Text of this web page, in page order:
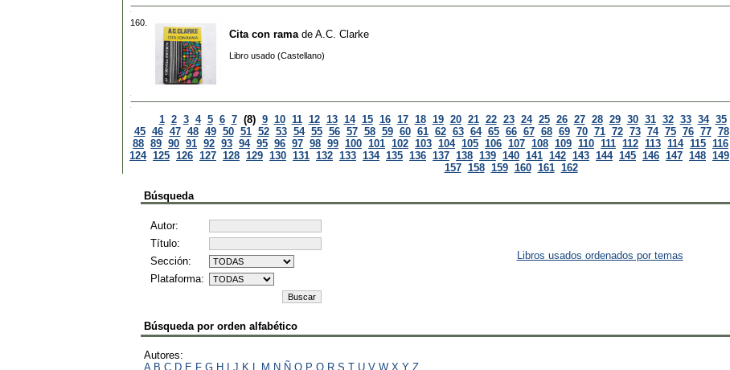
160.
Cita con rama de A.C. Clarke
Libro usado (Castellano)
1 2 3 4 5 6 7 (8) 9 10 11 12 13 14 15 16 17 18 19 20 21 22 23 24 25 26 27 28 29 30 31 32 33 34 35
45 46 47 48 49 50 51 52 53 54 55 56 57 58 59 60 61 62 63 64 65 66 67 68 69 70 71 72 73 74 75 76 77 78
88 89 90 91 92 93 94 95 96 97 98 99 100 101 102 103 104 105 106 107 108 109 110 111 112 113 114 115 116
124 125 126 127 128 129 130 131 132 133 134 135 136 137 138 139 140 141 142 143 144 145 146 147 148 149
157 158 159 160 161 162
Búsqueda
Autor:
Título:
Sección:
Plataforma:
Libros usados ordenados por temas
Búsqueda por orden alfabético
Autores:
A B C D E F G H I J K L M N Ñ O P Q R S T U V W X Y Z